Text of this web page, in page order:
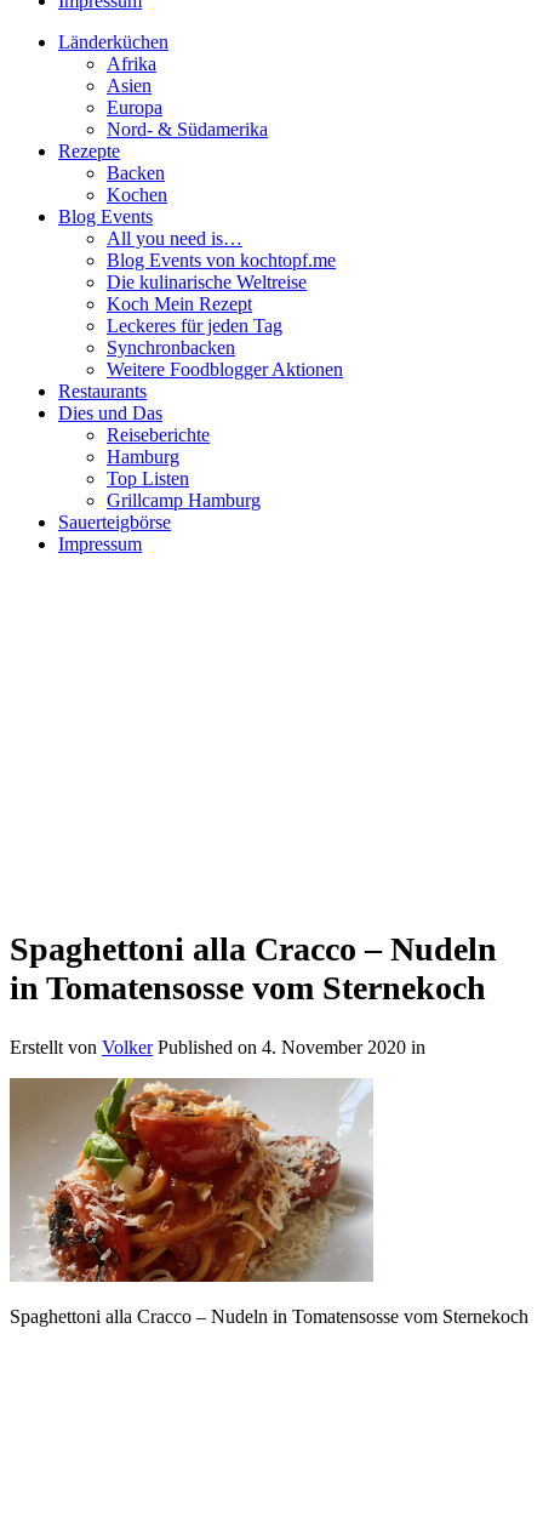
Länderküchen
Afrika
Asien
Europa
Nord- & Südamerika
Rezepte
Backen
Kochen
Blog Events
All you need is…
Blog Events von kochtopf.me
Die kulinarische Weltreise
Koch Mein Rezept
Leckeres für jeden Tag
Synchronbacken
Weitere Foodblogger Aktionen
Restaurants
Dies und Das
Reiseberichte
Hamburg
Top Listen
Grillcamp Hamburg
Sauerteigbörse
Impressum
Spaghettoni alla Cracco – Nudeln
in Tomatensosse vom Sternekoch
Erstellt von Volker Published on 4. November 2020 in
Spaghettoni alla Cracco – Nudeln in Tomatensosse vom Sternekoch